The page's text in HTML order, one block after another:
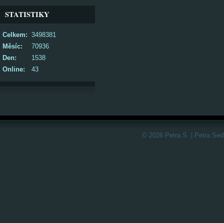
STATISTIKY
Online: 43
Celkem: 3498381
Měsíc:
70936
Den:
1538
© 2026 Petra S. | Petra